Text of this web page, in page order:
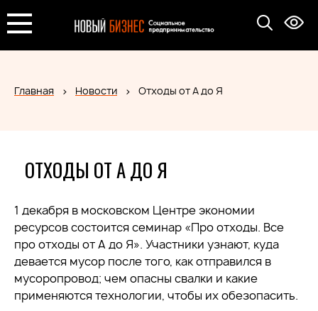
Главная Новости Отходы от А до Я
ОТХОДЫ ОТ А ДО Я
1 декабря в московском Центре экономии
ресурсов состоится семинар «Про отходы. Все
про отходы от А до Я». Участники узнают, куда
девается мусор после того, как отправился в
мусоропровод; чем опасны свалки и какие
применяются технологии, чтобы их обезопасить.